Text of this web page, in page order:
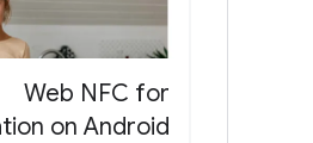
Web NFC for
on Android